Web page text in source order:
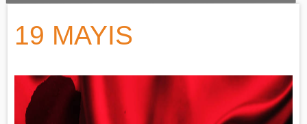
19 MAYIS